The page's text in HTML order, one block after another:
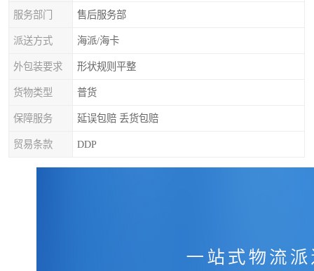
服务部门 售后服务部
派送方式 海派/海卡
外包装要求 形状规则平整
货物类型 普货
保障服务 延误包赔 丢货包赔
贸易条款 DDP